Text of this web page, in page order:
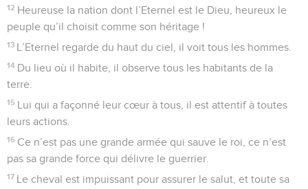
12 Heureuse la nation dont l’Eternel est le Dieu, heureux le
peuple qu’il choisit comme son héritage !
13 L’Eternel regarde du haut du ciel, il voit tous les hommes.
14 Du lieu où il habite, il observe tous les habitants de la
terre.
15 Lui qui a façonné leur cœur à tous, il est attentif à toutes
leurs actions.
16 Ce n’est pas une grande armée qui sauve le roi, ce n’est
pas sa grande force qui délivre le guerrier.
17 Le cheval est impuissant pour assurer le salut, et toute sa